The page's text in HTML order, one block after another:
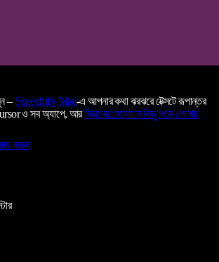
– Speechify Mac-এ আপনার কথা ঝরঝরে টেক্সটে রূপান্তর
ও সব অ্যাপে, আরস্ক্রিনের যেকোনো কিছু পড়ে শোনায়
করুন